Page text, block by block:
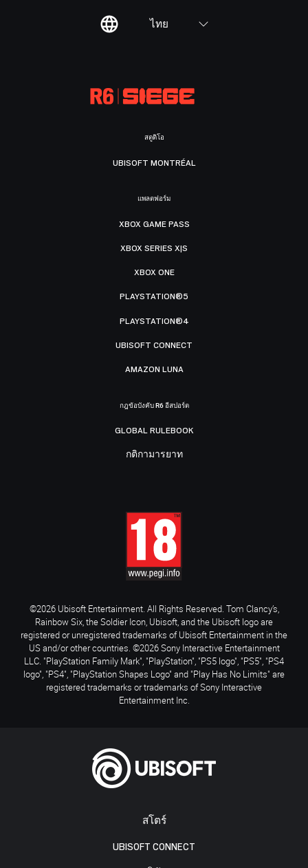
ไทย
สโตร์
UBISOFT CONNECT
สตูดิโอ
UBISOFT MONTRÉAL
แพลตฟอร์ม
XBOX GAME PASS
XBOX SERIES X|S
XBOX ONE
PLAYSTATION®5
PLAYSTATION®4
UBISOFT CONNECT
AMAZON LUNA
กฎข้อบังคับ R6 อีสปอร์ต
GLOBAL RULEBOOK
กติกามารยาท
©2026 Ubisoft Entertainment. All Rights Reserved. Tom Clancy’s,
Rainbow Six, the Soldier Icon, Ubisoft, and the Ubisoft logo are
registered or unregistered trademarks of Ubisoft Entertainment in the
US and/or other countries. ©2026 Sony Interactive Entertainment
LLC. "PlayStation Family Mark", "PlayStation", "PS5 logo", "PS5", "PS4
logo", "PS4", "PlayStation Shapes Logo" and "Play Has No Limits" are
registered trademarks or trademarks of Sony Interactive
Entertainment Inc.